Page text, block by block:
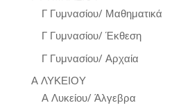
Γ Γυμνασίου/ Μαθηματικά
Γ Γυμνασίου/ Έκθεση
Γ Γυμνασίου/ Αρχαία
Α ΛΥΚΕΙΟΥ
Α Λυκείου/ Άλγεβρα